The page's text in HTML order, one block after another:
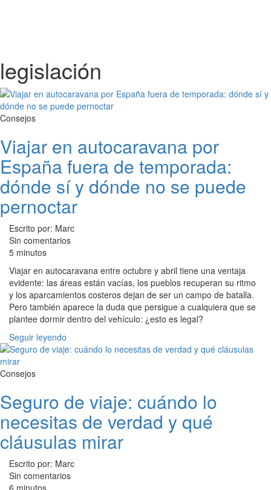
legislación
Consejos
Viajar en autocaravana por
España fuera de temporada:
dónde sí y dónde no se puede
pernoctar
Escrito por: Marc
Sin comentarios
5 minutos
Viajar en autocaravana entre octubre y abril tiene una ventaja
evidente: las áreas están vacías, los pueblos recuperan su ritmo
y los aparcamientos costeros dejan de ser un campo de batalla.
Pero también aparece la duda que persigue a cualquiera que se
plantee dormir dentro del vehículo: ¿esto es legal?
Seguir leyendo
Consejos
Seguro de viaje: cuándo lo
necesitas de verdad y qué
cláusulas mirar
Escrito por: Marc
Sin comentarios
6 minutos